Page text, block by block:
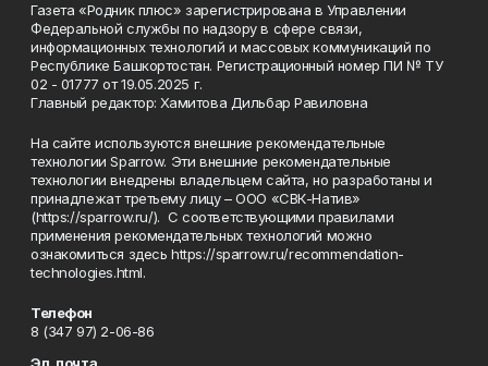
Газета «Родник плюс» зарегистрирована в Управлении
Федеральной службы по надзору в сфере связи,
информационных технологий и массовых коммуникаций по
Республике Башкортостан. Регистрационный номер ПИ № ТУ
02 - 01777 от 19.05.2025 г.
Главный редактор: Хамитова Дильбар Равиловна
На сайте используются внешние рекомендательные
технологии Sparrow. Эти внешние рекомендательные
технологии внедрены владельцем сайта, но разработаны и
принадлежат третьему лицу – ООО «СВК-Натив»
(https://sparrow.ru/). С соответствующими правилами
применения рекомендательных технологий можно
ознакомиться здесь https://sparrow.ru/recommendation-
technologies.html.
Телефон
8 (347 97) 2-06-86